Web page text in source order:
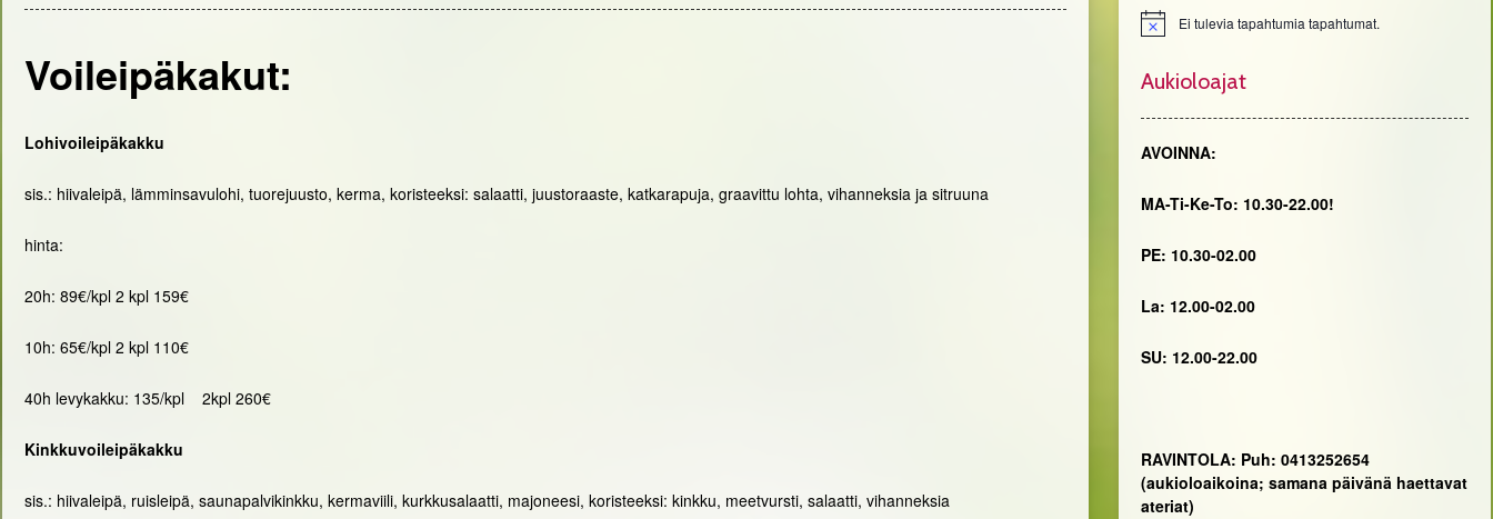
Voileipäkakut:
Lohivoileipäkakku
sis.: hiivaleipä, lämminsavulohi, tuorejuusto, kerma, koristeeksi: salaatti, juustoraaste, katkarapuja, graavittu lohta, vihanneksia ja sitruuna
hinta:
20h: 89€/kpl 2 kpl 159€
10h: 65€/kpl 2 kpl 110€
40h levykakku: 135/kpl 2kpl 260€
Kinkkuvoileipäkakku
sis.: hiivaleipä, ruisleipä, saunapalvikinkku, kermaviili, kurkkusalaatti, majoneesi, koristeeksi: kinkku, meetvursti, salaatti, vihanneksia
Notice Ei tulevia tapahtumia tapahtumat.
Aukioloajat
AVOINNA:
MA-Ti-Ke-To: 10.30-22.00!
PE: 10.30-02.00
La: 12.00-02.00
SU: 12.00-22.00
RAVINTOLA: Puh: 0413252654
(aukioloaikoina; samana päivänä haettavat
ateriat)